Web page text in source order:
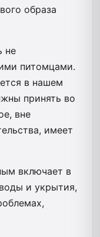
образа
не
питомцами.
в нашем
принять во
вне
имеет
включает в
и укрытия,